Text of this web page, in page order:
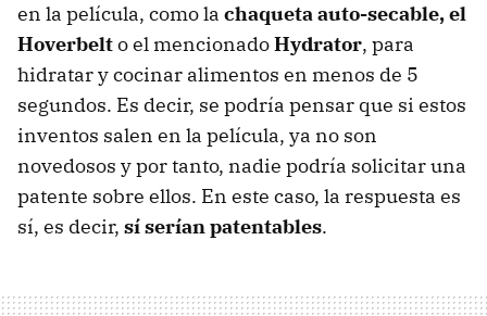
en la película, como la chaqueta auto-secable, el
Hoverbelto el mencionadoHydrator, para
hidratar y cocinar alimentos en menos de 5
segundos. Es decir, se podría pensar que si estos
inventos salen en la película, ya no son
novedosos y por tanto, nadie podría solicitar una
patente sobre ellos. En este caso, la respuesta es
sí, es decir, sí serían patentables.